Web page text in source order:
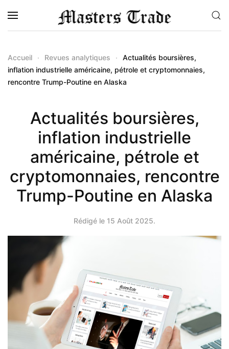
Accéder au contenu principal
Accueil Revues analytiques
Actualités boursières,
inflation industrielle américaine, pétrole et cryptomonnaies,
rencontre Trump-Poutine en Alaska
Actualités boursières,
inflation industrielle
américaine, pétrole et
cryptomonnaies, rencontre
Trump-Poutine en Alaska
Rédigé le 15 Août 2025.